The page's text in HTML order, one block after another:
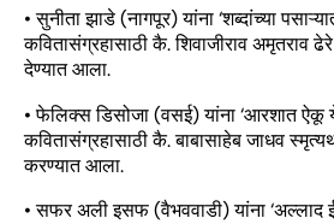
• सुनीता झाडे (नागपूर) यांना ‘शब्दांच्या
कवितासंग्रहासाठी कै. शिवाजीराव अमृतराव
देण्यात आला.
• फेलिक्स डिसोजा (वसई) यांना ‘आरशात ऐकू
कवितासंग्रहासाठी कै. बाबासाहेब जाधव
करण्यात आला.
• सफर अली इसफ (वैभववाडी) यांना ‘अल्लाद